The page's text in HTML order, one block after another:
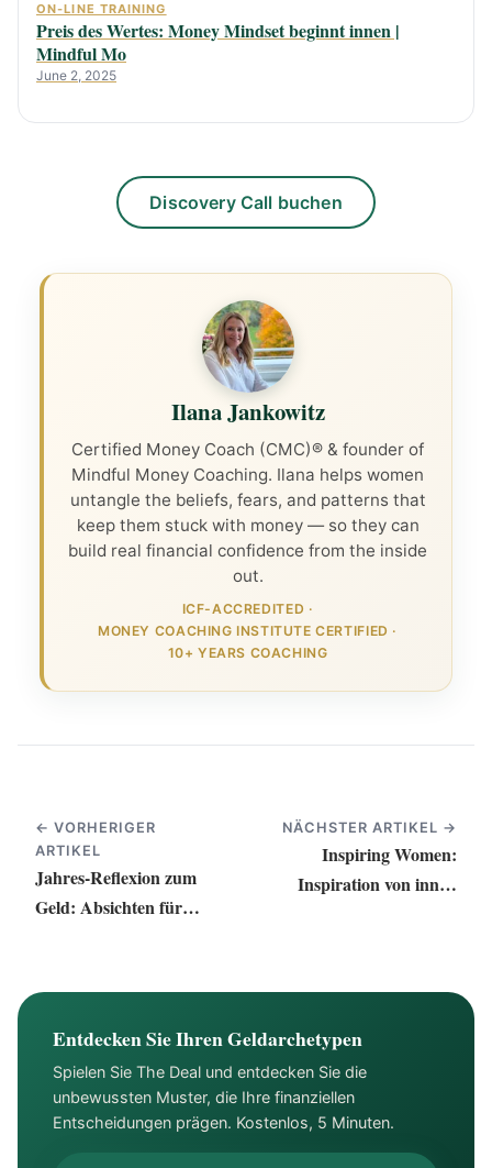
ON-LINE TRAINING
Preis des Wertes: Money Mindset beginnt innen |
Mindful Mo
June 2, 2025
Discovery Call buchen
Ilana Jankowitz
Certified Money Coach (CMC)® & founder of
Mindful Money Coaching. Ilana helps women
untangle the beliefs, fears, and patterns that
keep them stuck with money — so they can
build real financial confidence from the inside
out.
ICF-ACCREDITED ·
MONEY COACHING INSTITUTE CERTIFIED ·
10+ YEARS COACHING
← VORHERIGER
ARTIKEL
Jahres-Reflexion zum
Geld: Absichten für
NÄCHSTER ARTIKEL →
Inspiring Women:
Inspiration von innen
Entdecken Sie Ihren Geldarchetypen
Spielen Sie The Deal und entdecken Sie die
unbewussten Muster, die Ihre finanziellen
Entscheidungen prägen. Kostenlos, 5 Minuten.